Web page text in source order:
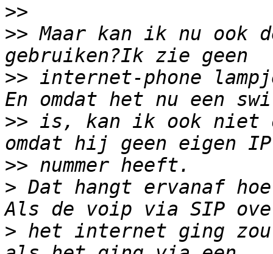
>>
>> Maar kan ik nu ook
>> internet-phone
>> is, kan ik ook niet
>>
> Dat hangt ervanaf
> het internet ging zou